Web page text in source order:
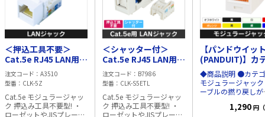
＜押込工具不要＞
Cat.5e RJ45 LAN用ジ
ャック (壁面端子・ロ
ーゼット用)
注文コード
A3510
型番
CLK-5Z
Cat.5e モジュラージャッ
ク 押込み工具不要型! ・
ローゼットやJISプレート
＜シャッター付＞
Cat.5e RJ45 LAN用ジ
ャック (壁面端子・ロ
ーゼット・パッチパネ
ル用等)＜押込工具不
要＞
注文コード
B7986
型番
CLK-S5ETL
Cat.5e モジュラージャッ
ク 押込み工具不要型! ・
ローゼットやJISプレート
【パンドウイッ
(PANDUIT)】カ
リ5Eモジュラジ
ク_オフホワイト
◆商品説明 ●カテ
モジュラージャッ
ーブルの撚り戻しが
構造です。 ●キャ
1,290 円